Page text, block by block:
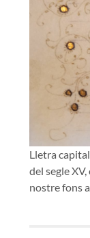
Lletra
del segle
nostre fons